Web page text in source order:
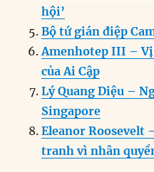
hội’
Bộ tứ gián điệp
Amenhotep III –
của Ai Cập
Lý Quang Diệu –
Singapore
Eleanor Roosevelt
tranh vì nhân